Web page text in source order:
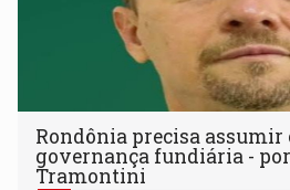
Rondônia precisa assumir
governança fundiária -
Tramontini